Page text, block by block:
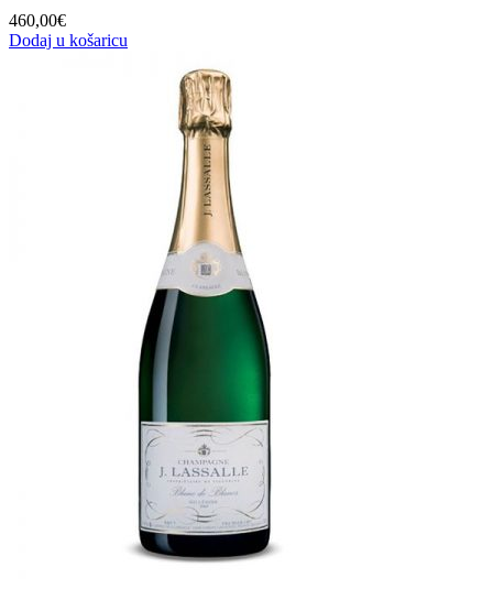
460,00€
Dodaj u košaricu